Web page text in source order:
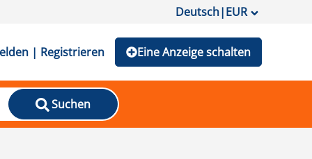
Deutsch|EUR
| Registrieren Eine Anzeige schalten
Suchen